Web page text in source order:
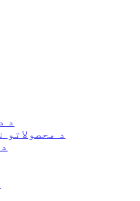
د
د محصولاتو